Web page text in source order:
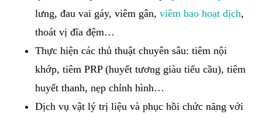
lưng, đau vai gáy, viêm gân, viêm bao hoạt dịch,
thoát vị đĩa đệm…
Thực hiện các thủ thuật chuyên sâu: tiêm nội
khớp, tiêm PRP (huyết tương giàu tiểu cầu), tiêm
huyết thanh, nẹp chỉnh hình…
Dịch vụ vật lý trị liệu và phục hồi chức năng với